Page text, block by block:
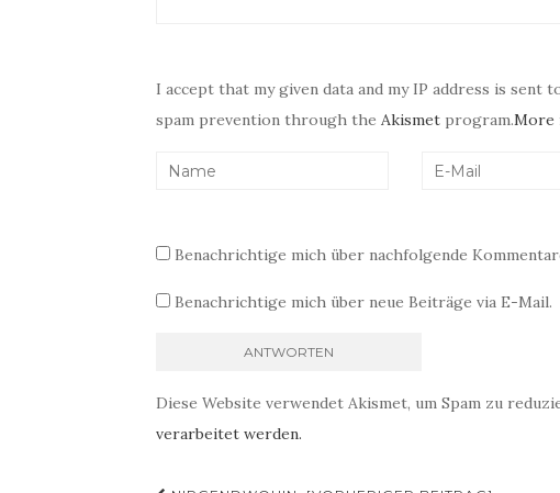
I accept that my given data and my IP address is
spam prevention through the Akismet program.More
Benachrichtige mich über nachfolgende
Benachrichtige mich über neue Beiträge via E-Mail.
Diese Website verwendet Akismet, um Spam zu
verarbeitet werden.